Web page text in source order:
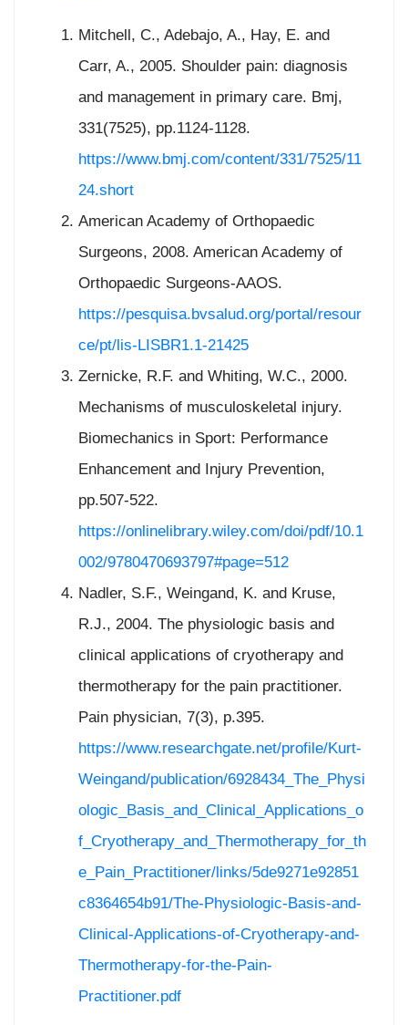
Mitchell, C., Adebajo, A., Hay, E. and
Carr, A., 2005. Shoulder pain: diagnosis
and management in primary care. Bmj,
331(7525), pp.1124-1128.
https://www.bmj.com/content/331/7525/11
24.short
American Academy of Orthopaedic
Surgeons, 2008. American Academy of
Orthopaedic Surgeons-AAOS.
https://pesquisa.bvsalud.org/portal/resour
ce/pt/lis-LISBR1.1-21425
Zernicke, R.F. and Whiting, W.C., 2000.
Mechanisms of musculoskeletal injury.
Biomechanics in Sport: Performance
Enhancement and Injury Prevention,
pp.507-522.
https://onlinelibrary.wiley.com/doi/pdf/10.1
002/9780470693797#page=512
Nadler, S.F., Weingand, K. and Kruse,
R.J., 2004. The physiologic basis and
clinical applications of cryotherapy and
thermotherapy for the pain practitioner.
Pain physician, 7(3), p.395.
https://www.researchgate.net/profile/Kurt-
Weingand/publication/6928434_The_Physi
ologic_Basis_and_Clinical_Applications_o
f_Cryotherapy_and_Thermotherapy_for_th
e_Pain_Practitioner/links/5de9271e92851
c8364654b91/The-Physiologic-Basis-and-
Clinical-Applications-of-Cryotherapy-and-
Thermotherapy-for-the-Pain-
Practitioner.pdf